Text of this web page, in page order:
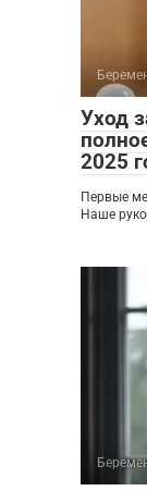
Уход
2025
Первые
Наше